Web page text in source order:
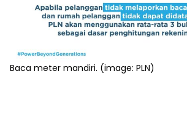
Baca meter mandiri. (image: PLN)